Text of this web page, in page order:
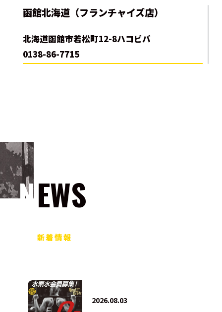
函館北海道（フランチャイズ店）
北海道函館市若松町12-8ハコビバ
0138-86-7715
NEWS
新着情報
2026.08.03